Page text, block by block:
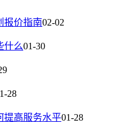
报价指南02-02
什么01-30
28
提高服务水平01-28